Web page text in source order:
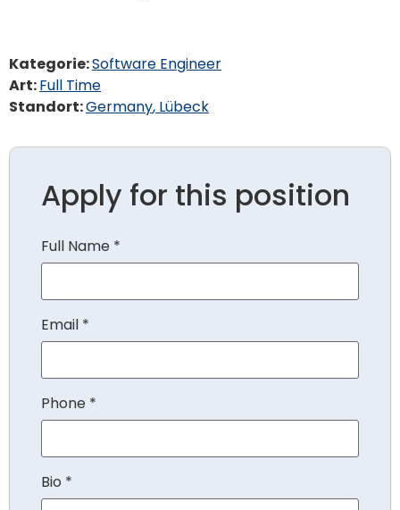
Kategorie:Software Engineer
Art:Full Time
Standort:Germany Lübeck
Apply for this position
Full Name *
Email *
Phone *
Bio *